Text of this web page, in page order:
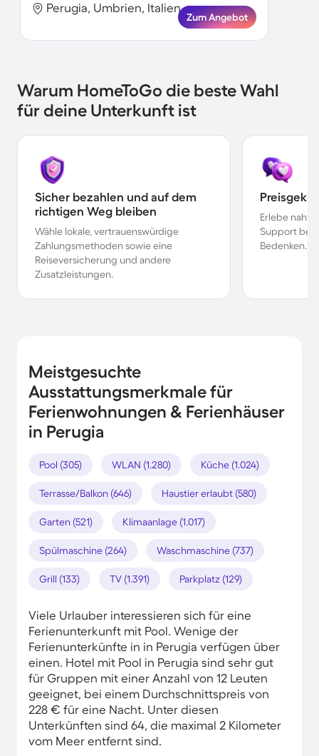
Perugia, Umbrien, Italien
Zum Angebot
Warum HomeToGo die beste Wahl
für deine Unterkunft ist
Sicher bezahlen und auf dem
richtigen Weg bleiben
Wähle lokale, vertrauenswürdige
Zahlungsmethoden sowie eine
Reiseversicherung und andere
Zusatzleistungen.
Erlebe
Support bei
Bedenken.
Meistgesuchte
Ausstattungsmerkmale für
Ferienwohnungen & Ferienhäuser
in Perugia
Pool (305) WLAN (1.280) Küche (1.024)
Terrasse/Balkon (646) Haustier erlaubt (580)
Garten (521) Klimaanlage (1.017)
Spülmaschine (264) Waschmaschine (737)
Grill (133) TV (1.391) Parkplatz (129)
Viele Urlauber interessieren sich für eine
Ferienunterkunft mit Pool. Wenige der
Ferienunterkünfte in in Perugia verfügen über
einen. Hotel mit Pool in Perugia sind sehr gut
für Gruppen mit einer Anzahl von 12 Leuten
geeignet, bei einem Durchschnittspreis von
228 € für eine Nacht. Unter diesen
Unterkünften sind 64, die maximal 2 Kilometer
vom Meer entfernt sind.